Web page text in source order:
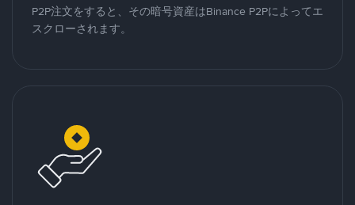
P2P注文をすると、その暗号資産はBinance P2Pによってエ
スクローされます。